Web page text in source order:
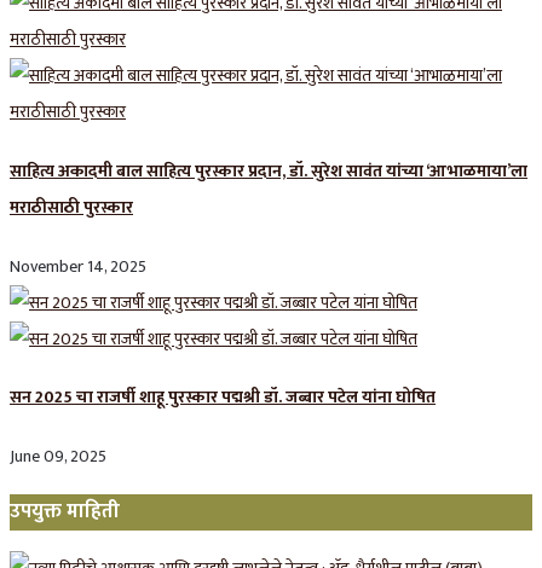
साहित्य अकादमी बाल साहित्य पुरस्कार प्रदान, डॉ. सुरेश सावंत यांच्या ‘आभाळमाया’ला
मराठीसाठी पुरस्कार
November 14, 2025
सन 2025 चा राजर्षी शाहू पुरस्कार प‌द्मश्री डॉ. जब्बार पटेल यांना घोषित
June 09, 2025
उपयुक्त माहिती